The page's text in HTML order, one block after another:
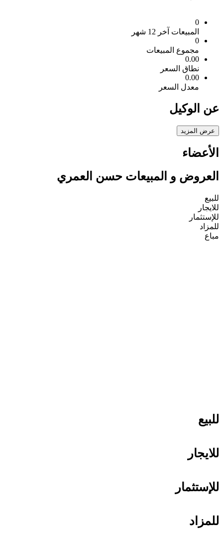
0
المبيعات آخر 12 شهر
0
مجموع المبيعات
0.00
نطاق السعر
0.00
معدل السعر
عن الوكيل
عرض المزيد
الأعضاء
العروض و المبيعات حسن العمري
للبيع
للايجار
للإستثمار
للمزاد
مباع
للبيع
للايجار
للإستثمار
للمزاد